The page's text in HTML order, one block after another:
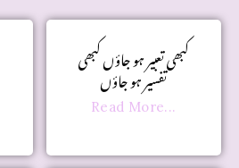
کبھی تعبیر ہو جاؤں کبھی
تفسیر ہو جاؤں
Read More...